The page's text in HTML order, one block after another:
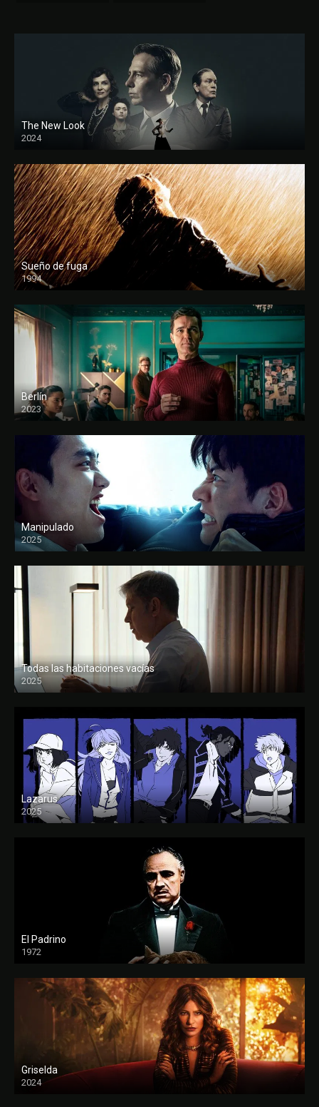
The New Look
2024
Sueño de fuga
1994
FULL HD
Berlín
2023
Manipulado
2025
Todas las habitaciones vacías
2025
FULL HD
Lazarus
2025
El Padrino
1972
FULL HD
Griselda
2024